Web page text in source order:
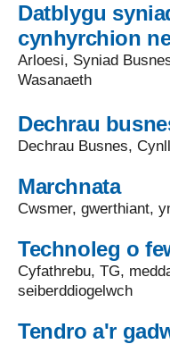
Datblygu
cynhyrchion
Arloesi, Syniad
Wasanaeth
Dechrau
Dechrau Busnes,
Marchnata
Cwsmer, gwerthiant,
Technoleg o
Cyfathrebu, TG,
seiberddiogelwch
Tendro a'r